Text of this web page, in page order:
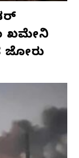
ಖಮೇನಿ
ಜೋರು